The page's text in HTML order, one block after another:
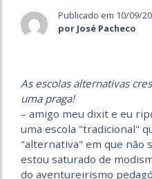
Publicado em 10/09/
por José Pacheco
As escolas alternativas
uma praga!
– amigo meu dixit e eu
uma escola "tradicional"
"alternativa" em que não
estou saturado de
do aventureirismo